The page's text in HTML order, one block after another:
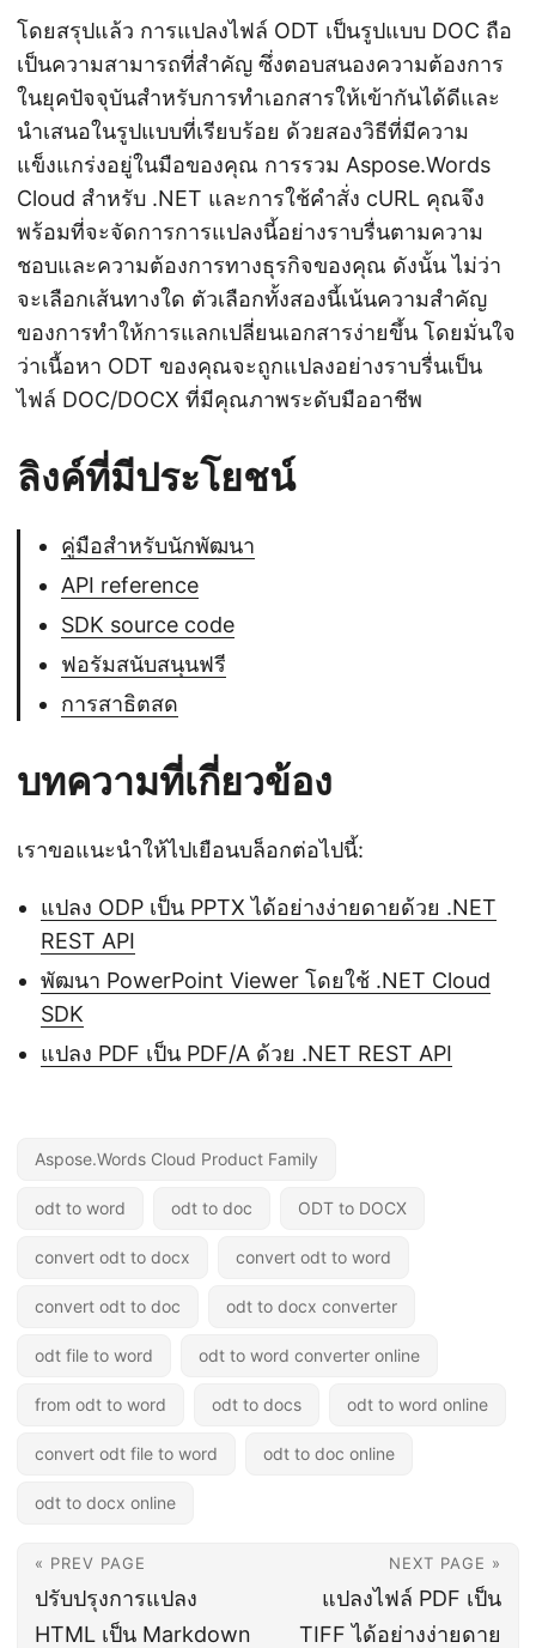
โดยสรุปแล้ว การแปลงไฟล์ ODT เป็นรูปแบบ DOC ถือ
เป็นความสามารถที่สำคัญ ซึ่งตอบสนองความต้องการ
ในยุคปัจจุบันสำหรับการทำเอกสารให้เข้ากันได้ดีและ
นำเสนอในรูปแบบที่เรียบร้อย ด้วยสองวิธีที่มีความ
แข็งแกร่งอยู่ในมือของคุณ การรวม Aspose.Words
Cloud สำหรับ .NET และการใช้คำสั่ง cURL คุณจึง
พร้อมที่จะจัดการการแปลงนี้อย่างราบรื่นตามความ
ชอบและความต้องการทางธุรกิจของคุณ ดังนั้น ไม่ว่า
จะเลือกเส้นทางใด ตัวเลือกทั้งสองนี้เน้นความสำคัญ
ของการทำให้การแลกเปลี่ยนเอกสารง่ายขึ้น โดยมั่นใจ
ว่าเนื้อหา ODT ของคุณจะถูกแปลงอย่างราบรื่นเป็น
ไฟล์ DOC/DOCX ที่มีคุณภาพระดับมืออาชีพ
ลิงค์ที่มีประโยชน์
คู่มือสำหรับนักพัฒนา
API reference
SDK source code
ฟอรัมสนับสนุนฟรี
การสาธิตสด
บทความที่เกี่ยวข้อง
เราขอแนะนำให้ไปเยือนบล็อกต่อไปนี้:
แปลง ODP เป็น PPTX ได้อย่างง่ายดายด้วย .NET
REST API
พัฒนา PowerPoint Viewer โดยใช้ .NET Cloud
SDK
แปลง PDF เป็น PDF/A ด้วย .NET REST API
Aspose.Words Cloud Product Family
odt to word odt to doc ODT to DOCX
convert odt to docx convert odt to word
convert odt to doc odt to docx converter
odt file to word odt to word converter online
from odt to word odt to docs odt to word online
convert odt file to word odt to doc online
odt to docx online
« PREV PAGE
ปรับปรุงการแปลง
HTML เป็น Markdown
NEXT PAGE »
แปลงไฟล์ PDF เป็น
TIFF ได้อย่างง่ายดาย